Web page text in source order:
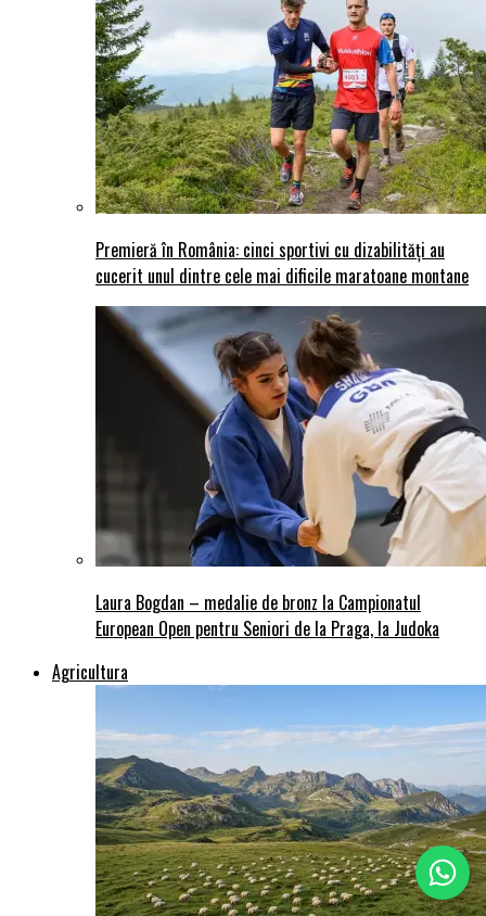
Premieră în România: cinci sportivi cu dizabilități au
cucerit unul dintre cele mai dificile maratoane montane
Laura Bogdan – medalie de bronz la Campionatul
European Open pentru Seniori de la Praga, la Judoka
Agricultura